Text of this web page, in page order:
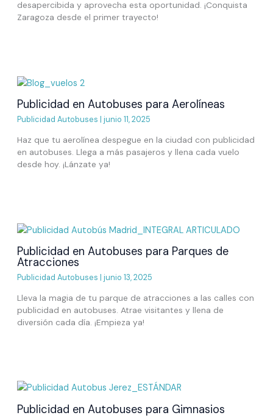
desapercibida y aprovecha esta oportunidad. ¡Conquista
Zaragoza desde el primer trayecto!
Publicidad en Autobuses para Aerolíneas
Publicidad Autobuses | junio 11, 2025
Haz que tu aerolínea despegue en la ciudad con publicidad
en autobuses. Llega a más pasajeros y llena cada vuelo
desde hoy. ¡Lánzate ya!
Publicidad en Autobuses para Parques de
Atracciones
Publicidad Autobuses | junio 13, 2025
Lleva la magia de tu parque de atracciones a las calles con
publicidad en autobuses. Atrae visitantes y llena de
diversión cada día. ¡Empieza ya!
Publicidad en Autobuses para Gimnasios